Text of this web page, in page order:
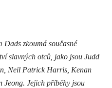
Dads zkoumá současné
slavných otců, jako jsou Judd
Neil Patrick Harris, Kenan
Jeong. Jejich příběhy jsou